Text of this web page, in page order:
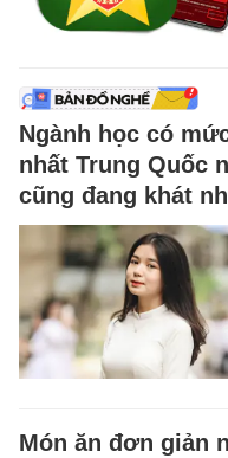
Ngành học có
nhất Trung Quốc
cũng đang khát
Món ăn đơn giản